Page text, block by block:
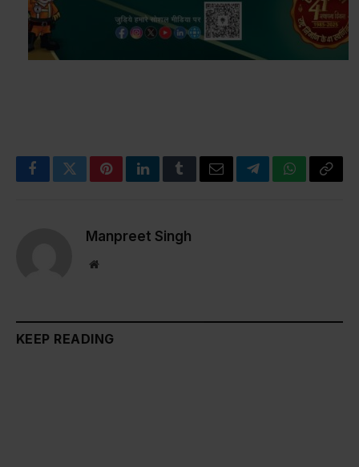
FacebookTwitterPinterestLinkedInTumblrEmailTelegramWhatsApp
Copy
Manpreet Singh
Website
KEEP READING